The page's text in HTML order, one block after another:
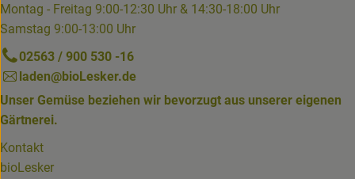
Montag - Freitag 9:00-12:30 Uhr & 14:30-18:00 Uhr
Samstag 9:00-13:00 Uhr
02563 / 900 530 -16
laden@bioLesker.de
Unser Gemüse beziehen wir bevorzugt aus unserer eigenen
Gärtnerei.
Kontakt
bioLesker